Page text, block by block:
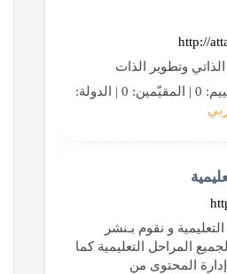
http://
وتطوير الذات
و نقوم بـنشر
المراحل التعليمية كما
المحتوى من